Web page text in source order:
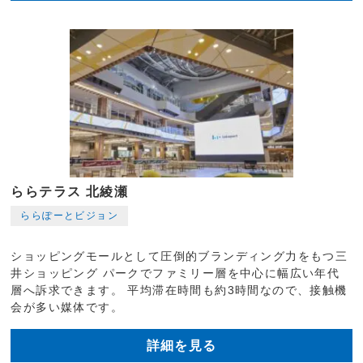
ららテラス 北綾瀬
ららぽーとビジョン
ショッピングモールとして圧倒的ブランディング力をもつ三
井ショッピング パークでファミリー層を中心に幅広い年代
層へ訴求できます。 平均滞在時間も約3時間なので、接触機
会が多い媒体です。
詳細を見る